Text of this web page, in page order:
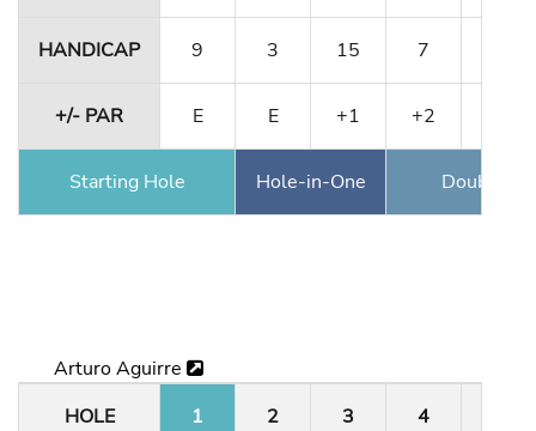
HANDICAP 9 3 15 7
+/- PAR E E +1 +2
Starting Hole Hole-in-One Double
Arturo Aguirre
HOLE
1 2 3 4